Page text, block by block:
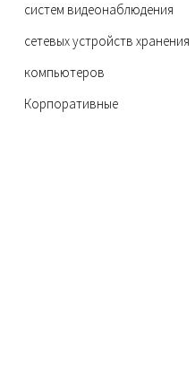
систем видеонаблюдения
сетевых устройств хранения
компьютеров
Корпоративные